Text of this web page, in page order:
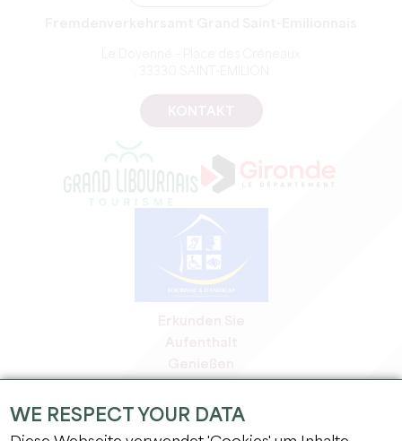
Profi-Bereich
WE RESPECT YOUR DATA